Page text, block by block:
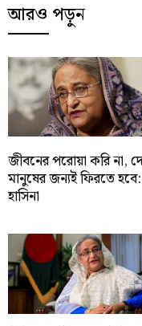
আরও পড়ুন
জীবনের পরোয়া করি না,
মানুষের জন্যই ফিরতে
হাসিনা